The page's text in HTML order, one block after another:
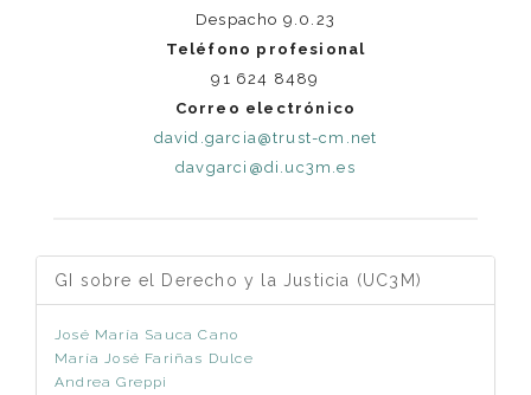
Despacho 9.0.23
Teléfono profesional
91 624 8489
Correo electrónico
david.garcia@trust-cm.net
davgarci@di.uc3m.es
GI sobre el Derecho y la Justicia (UC3M)
José María Sauca Cano
María José Fariñas Dulce
Andrea Greppi